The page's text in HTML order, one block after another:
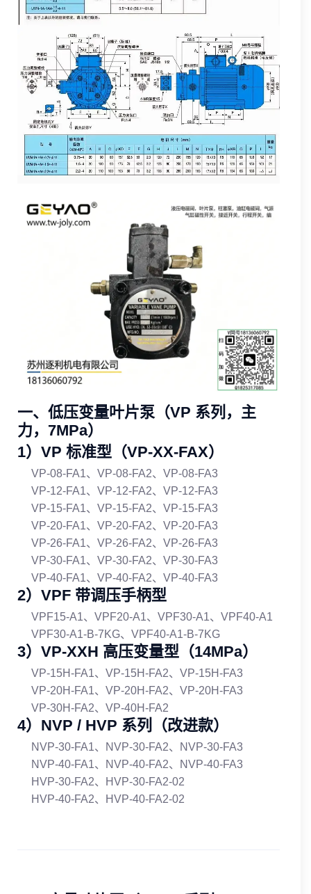
一、低压变量叶片泵（VP 系列，主
力，7MPa）
1）VP 标准型（VP‑XX‑FAX）
VP‑08‑FA1、VP‑08‑FA2、VP‑08‑FA3
VP‑12‑FA1、VP‑12‑FA2、VP‑12‑FA3
VP‑15‑FA1、VP‑15‑FA2、VP‑15‑FA3
VP‑20‑FA1、VP‑20‑FA2、VP‑20‑FA3
VP‑26‑FA1、VP‑26‑FA2、VP‑26‑FA3
VP‑30‑FA1、VP‑30‑FA2、VP‑30‑FA3
VP‑40‑FA1、VP‑40‑FA2、VP‑40‑FA3
2）VPF 带调压手柄型
VPF15‑A1、VPF20‑A1、VPF30‑A1、VPF40‑A1
VPF30‑A1‑B‑7KG、VPF40‑A1‑B‑7KG
3）VP‑XXH 高压变量型（14MPa）
VP‑15H‑FA1、VP‑15H‑FA2、VP‑15H‑FA3
VP‑20H‑FA1、VP‑20H‑FA2、VP‑20H‑FA3
VP‑30H‑FA2、VP‑40H‑FA2
4）NVP / HVP 系列（改进款）
NVP‑30‑FA1、NVP‑30‑FA2、NVP‑30‑FA3
NVP‑40‑FA1、NVP‑40‑FA2、NVP‑40‑FA3
HVP‑30‑FA2、HVP‑30‑FA2‑02
HVP‑40‑FA2、HVP‑40‑FA2‑02